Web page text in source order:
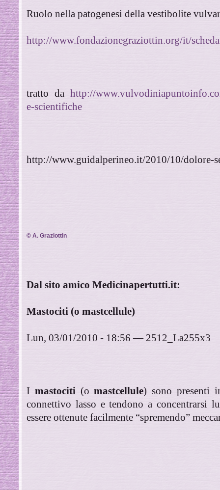
Ruolo nella patogenesi della vestibolite
http://www.fondazionegraziottin.org/it/
tratto da http://
e-scientifiche
http://www.guidalperineo.it/2010/10/dolore-
© A. Graziottin
Dal sito amico Medicinapertutti.it:
Mastociti (o mastcellule)
Lun, 03/01/2010 - 18:56 — 2512_La255x3
I mastociti (omastcellule) sono presenti
connettivo lasso e tendono a concentrarsi
essere ottenute facilmente “spremendo”